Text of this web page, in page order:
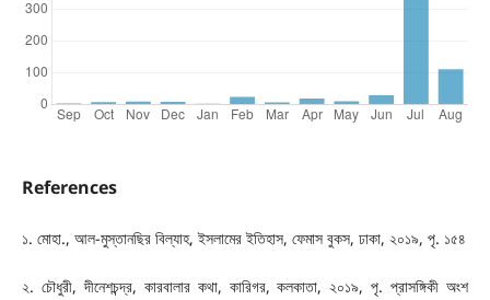
References
১. মোহা., আল-মুস্তানছির বিল্যাহ, ইসলামের ইতিহাস, ফেমাস বুকস, ঢাকা, ২০১৯, পৃ. ১৫৪
২. চৌধুরী, দীনেশচন্দ্র, কারবালার কথা, কারিগর, কলকাতা, ২০১৯, পৃ. প্রাসঙ্গিকী অংশ